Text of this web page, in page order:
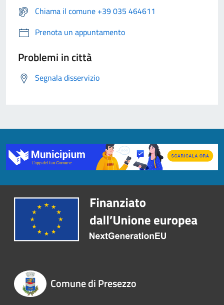
Chiama il comune +39 035 464611
Prenota un appuntamento
Problemi in città
Segnala disservizio
Comune di Presezzo